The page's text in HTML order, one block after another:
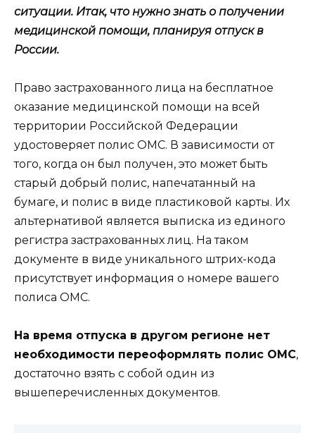
ситуации. Итак, что нужно знать о получении
медицинской помощи, планируя отпуск в
России.
Право застрахованного лица на бесплатное
оказание медицинской помощи на всей
территории Российской Федерации
удостоверяет полис ОМС. В зависимости от
того, когда он был получен, это может быть
старый добрый полис, напечатанный на
бумаге, и полис в виде пластиковой карты. Их
альтернативой является выписка из единого
регистра застрахованных лиц. На таком
документе в виде уникального штрих-кода
присутствует информация о номере вашего
полиса ОМС.
На время отпуска в другом регионе нет
необходимости переоформлять полис ОМС,
достаточно взять с собой один из
вышеперечисленных документов.